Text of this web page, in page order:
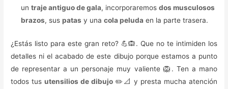
untraje antiguo de gala, incorporaremosdos musculosos
brazos, suspatas y unacola peluda en la parte trasera.
¿Estás listo para este gran reto? 💪🙉. Que no te intimiden los
detalles ni el acabado de este dibujo porque estamos a punto
de representar a un personaje muy valiente 🦁. Ten a mano
todos tusutensilios de dibujo ✏️📐 y presta mucha atención